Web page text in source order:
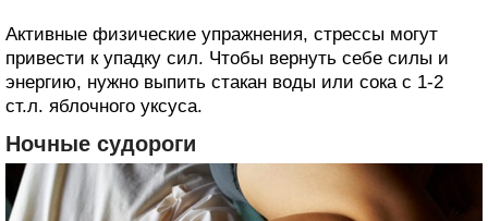
Активные физические упражнения, стрессы могут
привести к упадку сил. Чтобы вернуть себе силы и
энергию, нужно выпить стакан воды или сока с 1-2
ст.л. яблочного уксуса.
Ночные судороги